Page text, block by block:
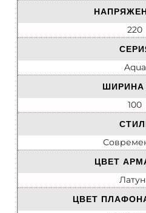
220
Aqua
ШИРИНА
100
ЦВЕТ
ЦВЕТ